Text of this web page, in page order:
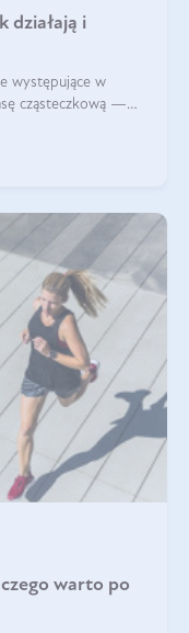
działają i
występujące w
cząsteczkową —
warto po